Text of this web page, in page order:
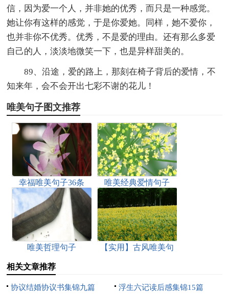
信，因为爱一个人，并非她的优秀，而只是一种感觉。
她让你有这样的感觉，于是你爱她。同样，她不爱你，
也并非你不优秀。优秀，不是爱的理由。还有那么多爱
自己的人，淡淡地微笑一下，也是异样甜美的。
89、沿途，爱的路上，那刻在椅子背后的爱情，不
知来年，会不会开出七彩不谢的花儿！
唯美句子图文推荐
幸福唯美句子36条 唯美经典爱情句子
唯美哲理句子
【实用】古风唯美句
相关文章推荐
协议结婚协议书集锦九篇
浮生六记读后感集锦15篇